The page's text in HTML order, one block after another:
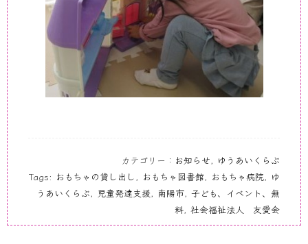
カテゴリー： お知らせ, ゆうあいくらぶ
Tags: おもちゃの貸し出し, おもちゃ図書館, おもちゃ病院, ゆ
うあいくらぶ, 児童発達支援, 南陽市, 子ども、イベント、無
料, 社会福祉法人 友愛会